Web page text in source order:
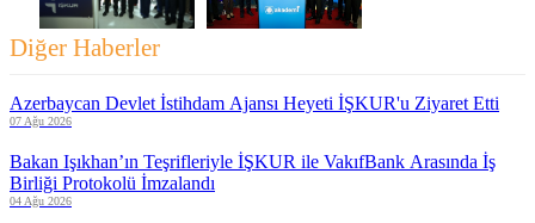
Diğer Haberler
Azerbaycan Devlet İstihdam Ajansı Heyeti İŞKUR'u Ziyaret Etti
07 Ağu 2026
Bakan Işıkhan’ın Teşrifleriyle İŞKUR ile VakıfBank Arasında İş
Birliği Protokolü İmzalandı
04 Ağu 2026